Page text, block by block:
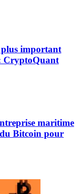
plus important
CryptoQuant
maritime
du Bitcoin pour